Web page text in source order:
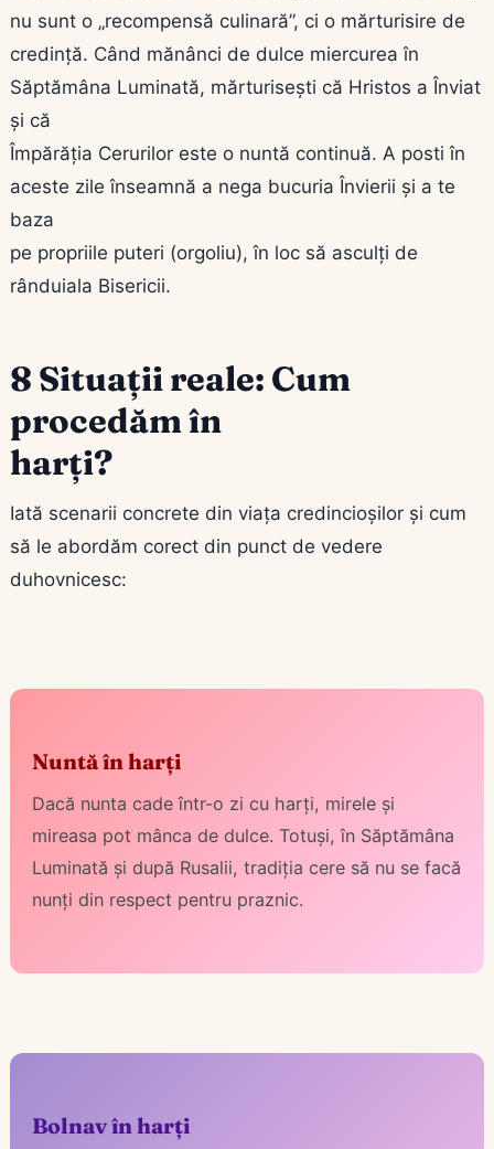
nu sunt o „recompensă culinară”, ci o mărturisire de
credință. Când mănânci de dulce miercurea în
Săptămâna Luminată, mărturisești că Hristos a Înviat
și că
Împărăția Cerurilor este o nuntă continuă. A posti în
aceste zile înseamnă a nega bucuria Învierii și a te
baza
pe propriile puteri (orgoliu), în loc să asculți de
rânduiala Bisericii.
8 Situații reale: Cum
procedăm în
harți?
Iată scenarii concrete din viața credincioșilor și cum
să le abordăm corect din punct de vedere
duhovnicesc:
Nuntă în harți
Dacă nunta cade într-o zi cu harți, mirele și
mireasa pot mânca de dulce. Totuși, în Săptămâna
Luminată și după Rusalii, tradiția cere să nu se facă
nunți din respect pentru praznic.
Bolnav în harți